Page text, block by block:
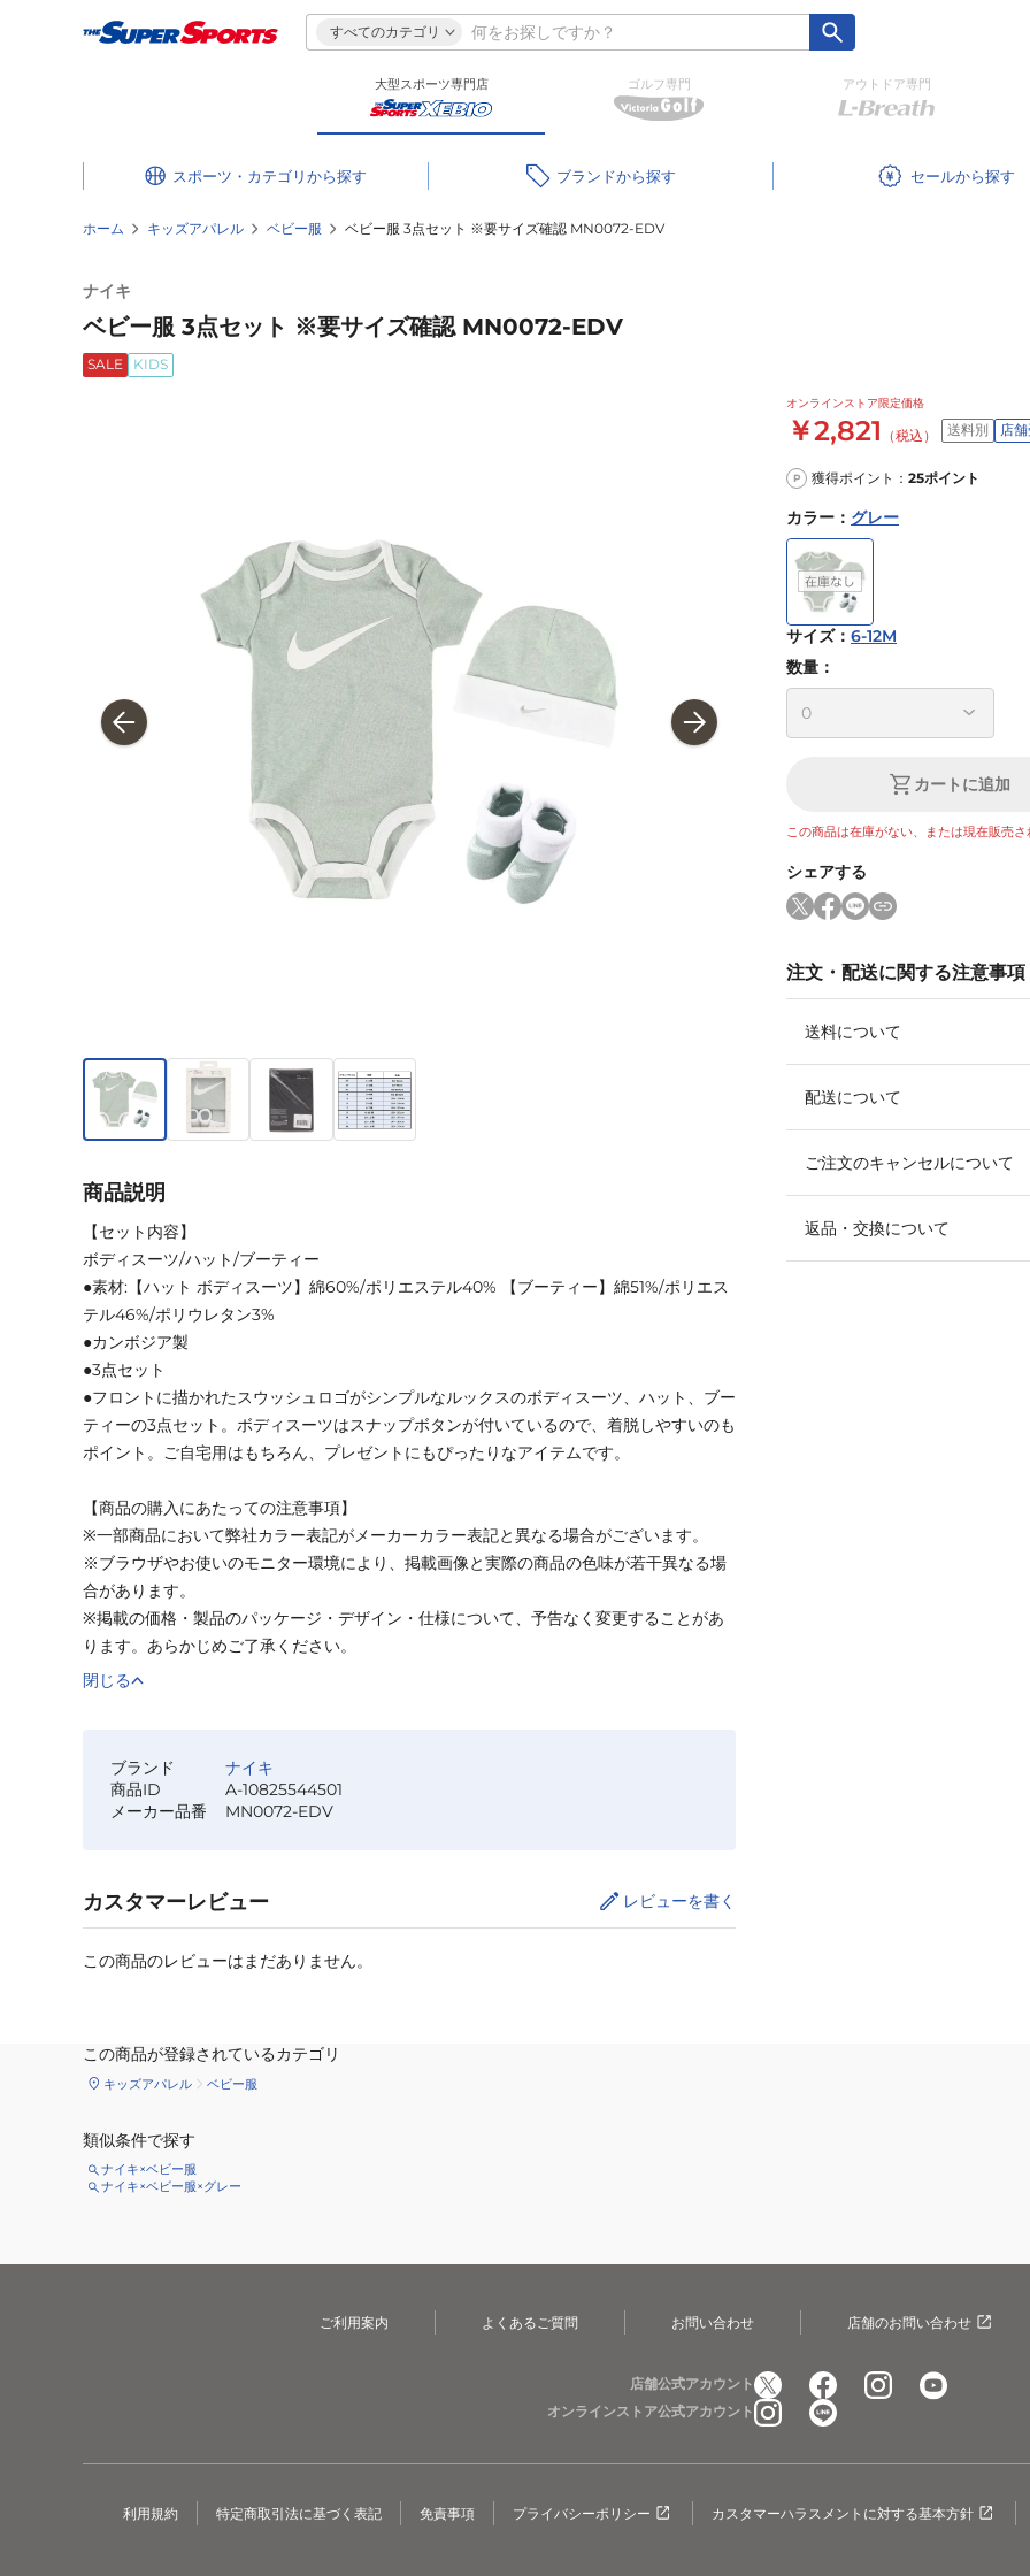
すべてのカテゴリ
大型スポーツ専門店 ゴルフ専門 アウトドア専門
スポーツ・カテゴリ ブランド セール
ホーム キッズアパレル ベビー服 ベビー服 3点セット ※要サイズ確認 MN0072-EDV
ナイキ
ベビー服 3点セット ※要サイズ確認 MN0072-EDV
SALE KIDS
オンラインストア限定価格
￥2,821 （税込） 送料別 店
P 獲得ポイント： 25ポイント
カラー ： グレー
サイズ： 6-12M
数量：
カートに追加
この商品は在庫がない、または現在販売さ
シェアする
注文・配送に関する注意事項
送料について
配送について
ご注文のキャンセルについて
返品・交換について
商品説明
【セット内容】
ボディスーツ/ハット/ブーティー
●素材:【ハット ボディスーツ】綿60%/ポリエステル40% 【ブーティー】綿51%/ポリエス
テル46%/ポリウレタン3%
●カンボジア製
●3点セット
●フロントに描かれたスウッシュロゴがシンプルなルックスのボディスーツ、ハット、ブー
ティーの3点セット。ボディスーツはスナップボタンが付いているので、着脱しやすいのも
ポイント。ご自宅用はもちろん、プレゼントにもぴったりなアイテムです。
【商品の購入にあたっての注意事項】
※一部商品において弊社カラー表記がメーカーカラー表記と異なる場合がございます。
※ブラウザやお使いのモニター環境により、掲載画像と実際の商品の色味が若干異なる場
合があります。
※掲載の価格・製品のパッケージ・デザイン・仕様について、予告なく変更することがあ
ります。あらかじめご了承ください。
閉じる
ブランド
ナイキ
商品ID
A-10825544501
メーカー品番
MN0072-EDV
カスタマーレビュー レビューを書く
この商品のレビューはまだありません。
この商品が登録されているカテゴリ
キッズアパレル ベビー服
類似条件で探す
ナイキ×ベビー服
ナイキ×ベビー服×グレー
ご利用案内 よくあるご質問 お問い合わせ 店舗のお問い合わせ
店舗公式アカウント
オンラインストア公式アカウント
利用規約 特定商取引法に基づく表記 免責事項 プライバシーポリシー カスタマーハラスメントに対する基本方針